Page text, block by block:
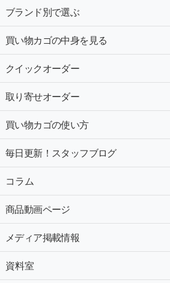
ブランド別で選ぶ
買い物カゴの中身を見る
クイックオーダー
取り寄せオーダー
買い物カゴの使い方
毎日更新！スタッフブログ
コラム
商品動画ページ
メディア掲載情報
資料室